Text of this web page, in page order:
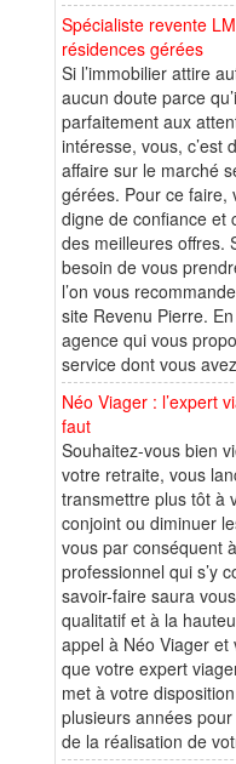
Spécialiste revente
résidences gérées
Si l’immobilier attire
aucun doute parce
parfaitement aux
intéresse, vous, c’est
affaire sur le marché
gérées. Pour ce faire,
digne de confiance et
des meilleures offres.
besoin de vous
l’on vous
site Revenu Pierre.
agence qui vous
service dont vous
Néo Viager : l’expert
faut
Souhaitez-vous bien
votre retraite, vous
transmettre plus tôt à
conjoint ou diminuer
vous par conséquent
professionnel qui s’y
savoir-faire saura
qualitatif et à la
appel à Néo Viager
que votre expert
met à votre
plusieurs années
de la réalisation de